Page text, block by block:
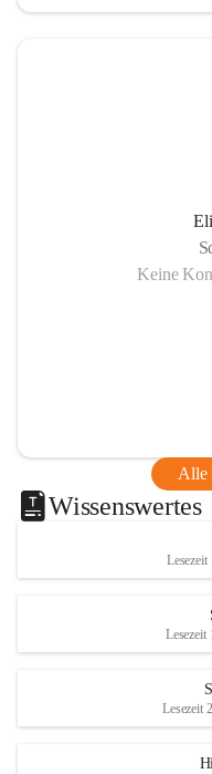
Keine
Alle
Wissenswertes
Lesezeit
Lesezeit